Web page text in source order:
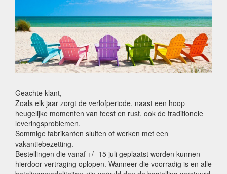
Geachte klant,
Zoals elk jaar zorgt de verlofperiode, naast een hoop
heugelijke momenten van feest en rust, ook de traditionele
leveringsproblemen.
Sommige fabrikanten sluiten of werken met een
vakantiebezetting.
Bestellingen die vanaf +/- 15 juli geplaatst worden kunnen
hierdoor vertraging oplopen. Wanneer die voorradig is en alle